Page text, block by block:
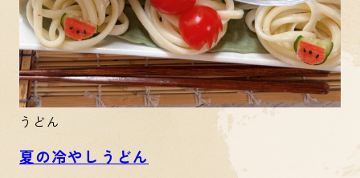
うどん
夏の冷やしうどん